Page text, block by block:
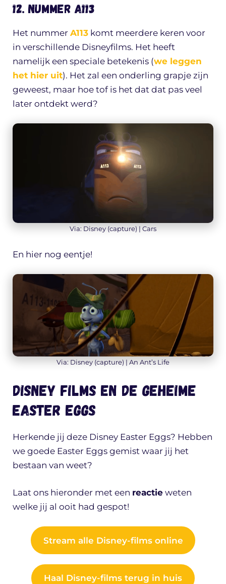
12. Nummer A113
Het nummer A113 komt meerdere keren voor
in verschillende Disneyfilms. Het heeft
namelijk een speciale betekenis (we leggen
het hier uit). Het zal een onderling grapje zijn
geweest, maar hoe tof is het dat dat pas veel
later ontdekt werd?
Via: Disney (capture) | Cars
En hier nog eentje!
Via: Disney (capture) | An Ant’s Life
Disney films en de geheime
Easter Eggs
Herkende jij deze Disney Easter Eggs? Hebben
we goede Easter Eggs gemist waar jij het
bestaan van weet?
Laat ons hieronder met een reactie weten
welke jij al ooit had gespot!
Stream alle Disney-films online
Haal Disney-films terug in huis